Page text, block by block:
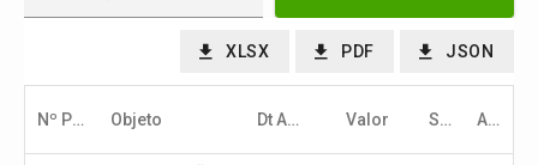
XLSX PDF JSON
Nº Procedimento Objeto Dt Abert/Julg Valor Status Ação